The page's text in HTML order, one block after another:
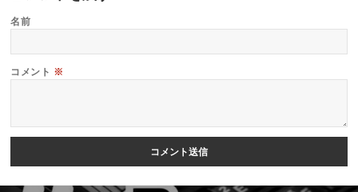
名前
コメント ※